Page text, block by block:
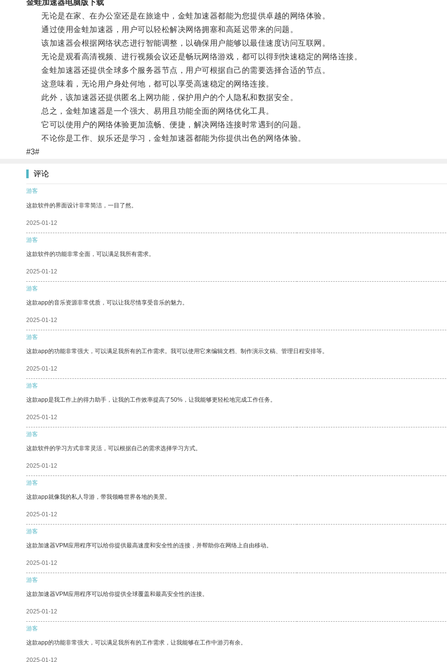
金蛙加速器电脑版下载
无论是在家、在办公室还是在旅途中，金蛙加速器都能为您提供卓越的网络体验。
通过使用金蛙加速器，用户可以轻松解决网络拥塞和高延迟带来的问题。
该加速器会根据网络状态进行智能调整，以确保用户能够以最佳速度访问互联网。
无论是观看高清视频、进行视频会议还是畅玩网络游戏，都可以得到快速稳定的网络连接。
金蛙加速器还提供全球多个服务器节点，用户可根据自己的需要选择合适的节点。
这意味着，无论用户身处何地，都可以享受高速稳定的网络连接。
此外，该加速器还提供匿名上网功能，保护用户的个人隐私和数据安全。
总之，金蛙加速器是一个强大、易用且功能全面的网络优化工具。
它可以使用户的网络体验更加流畅、便捷，解决网络连接时常遇到的问题。
不论你是工作、娱乐还是学习，金蛙加速器都能为你提供出色的网络体验。
#3#
评论
游客
这款软件的界面设计非常简洁，一目了然。
2025-01-12
游客
这款软件的功能非常全面，可以满足我所有需求。
2025-01-12
游客
这款app的音乐资源非常优质，可以让我尽情享受音乐的魅力。
2025-01-12
游客
这款app的功能非常强大，可以满足我所有的工作需求。我可以使用它来编辑文档、制作演示文稿、管理日程安排等。
2025-01-12
游客
这款app是我工作上的得力助手，让我的工作效率提高了50%，让我能够更轻松地完成工作任务。
2025-01-12
游客
这款软件的学习方式非常灵活，可以根据自己的需求选择学习方式。
2025-01-12
游客
这款app就像我的私人导游，带我领略世界各地的美景。
2025-01-12
游客
这款加速器VPM应用程序可以给你提供最高速度和安全性的连接，并帮助你在网络上自由移动。
2025-01-12
游客
这款加速器VPM应用程序可以给你提供全球覆盖和最高安全性的连接。
2025-01-12
游客
这款app的功能非常强大，可以满足我所有的工作需求，让我能够在工作中游刃有余。
2025-01-12